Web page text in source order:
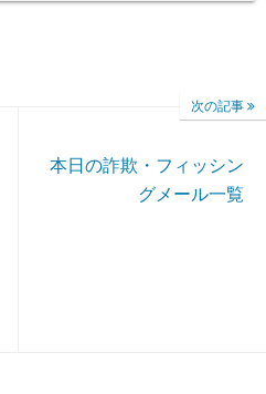
次の記事
本日の詐欺・フィッシン
グメール一覧